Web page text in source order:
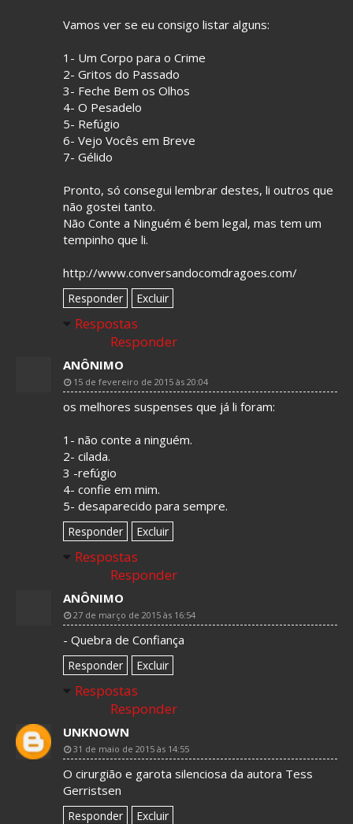
Vamos ver se eu consigo listar alguns:
1- Um Corpo para o Crime
2- Gritos do Passado
3- Feche Bem os Olhos
4- O Pesadelo
5- Refúgio
6- Vejo Vocês em Breve
7- Gélido
Pronto, só consegui lembrar destes, li outros que
não gostei tanto.
Não Conte a Ninguém é bem legal, mas tem um
tempinho que li.
http://www.conversandocomdragoes.com/
Responder Excluir
Respostas
Responder
ANÔNIMO
15 de fevereiro de 2015 às 20:04
os melhores suspenses que já li foram:
1- não conte a ninguém.
2- cilada.
3 -refúgio
4- confie em mim.
5- desaparecido para sempre.
Responder Excluir
Respostas
Responder
ANÔNIMO
27 de março de 2015 às 16:54
- Quebra de Confiança
Responder Excluir
Respostas
Responder
UNKNOWN
31 de maio de 2015 às 14:55
O cirurgião e garota silenciosa da autora Tess
Gerristsen
Responder Excluir